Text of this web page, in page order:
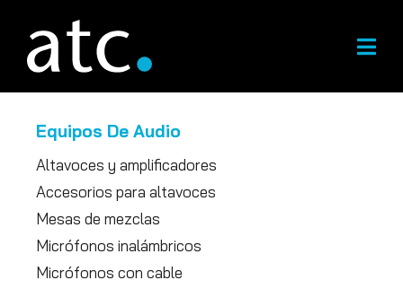
contenido
Equipos De Audio
Altavoces y amplificadores
Accesorios para altavoces
Mesas de mezclas
Micrófonos inalámbricos
Micrófonos con cable